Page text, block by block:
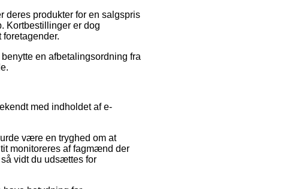
produkter for en salgspris
Kortbestillinger er dog
en afbetalingsordning fra
med indholdet af e-
være en tryghed om at
monitoreres af fagmænd der
vidt du udsættes for